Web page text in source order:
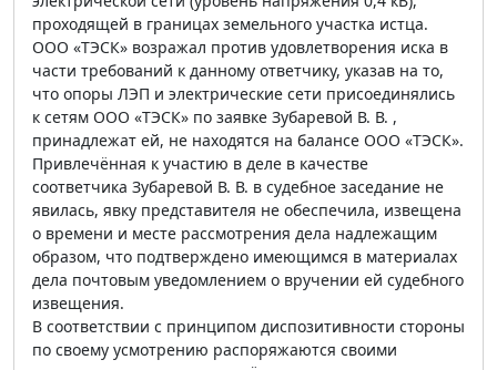
проходящей в границах земельного участка истца.
ООО «ТЭСК» возражал против удовлетворения иска в
части требований к данному ответчику, указав на то,
что опоры ЛЭП и электрические сети присоединялись
к сетям ООО «ТЭСК» по заявке Зубаревой В. В. ,
принадлежат ей, не находятся на балансе ООО «ТЭСК».
Привлечённая к участию в деле в качестве
соответчика Зубаревой В. В. в судебное заседание не
явилась, явку представителя не обеспечила, извещена
о времени и месте рассмотрения дела надлежащим
образом, что подтверждено имеющимся в материалах
дела почтовым уведомлением о вручении ей судебного
извещения.
В соответствии с принципом диспозитивности стороны
по своему усмотрению распоряжаются своими